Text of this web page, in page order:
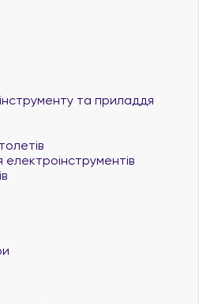
та приладдя
електроінструментів